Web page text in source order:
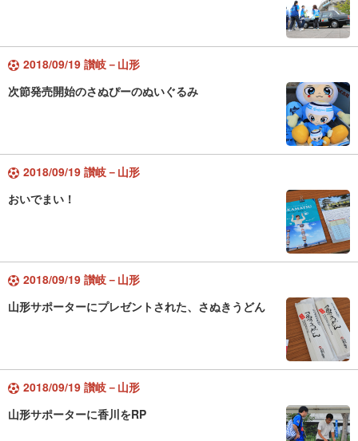
2018/09/19 讃岐－山形
次節発売開始のさぬぴーのぬいぐるみ
2018/09/19 讃岐－山形
おいでまい！
2018/09/19 讃岐－山形
山形サポーターにプレゼントされた、さぬきうどん
2018/09/19 讃岐－山形
山形サポーターに香川をRP